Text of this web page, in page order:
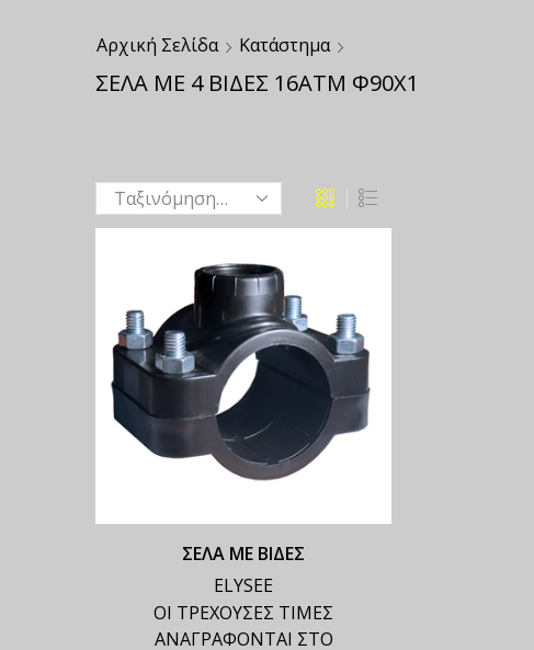
Αρχική Σελίδα Κατάστημα
ΣΕΛΑ ΜΕ 4 ΒΙΔΕΣ 16ΑΤΜ Φ90Χ1
ΣΕΛΑ ΜΕ ΒΙΔΕΣ
ELYSEE
ΟΙ ΤΡΕΧΟΥΣΕΣ ΤΙΜΕΣ
ΑΝΑΓΡΑΦΟΝΤΑΙ ΣΤΟ